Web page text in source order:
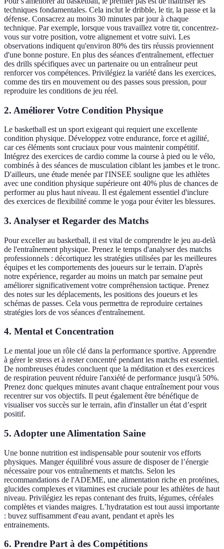
techniques fondamentales. Cela inclut le dribble, le tir, la passe et la
défense. Consacrez au moins 30 minutes par jour à chaque
technique. Par exemple, lorsque vous travaillez votre tir, concentrez-
vous sur votre position, votre alignement et votre suivi. Les
observations indiquent qu'environ 80% des tirs réussis proviennent
d'une bonne posture. En plus des séances d'entraînement, effectuer
des drills spécifiques avec un partenaire ou un entraîneur peut
renforcer vos compétences. Privilégiez la variété dans les exercices,
comme des tirs en mouvement ou des passes sous pression, pour
reproduire les conditions de jeu réel.
2. Améliorer Votre Condition Physique
Le basketball est un sport exigeant qui requiert une excellente
condition physique. Développez votre endurance, force et agilité,
car ces éléments sont cruciaux pour vous maintenir compétitif.
Intégrez des exercices de cardio comme la course à pied ou le vélo,
combinés à des séances de musculation ciblant les jambes et le tronc.
D'ailleurs, une étude menée par l'INSEE souligne que les athlètes
avec une condition physique supérieure ont 40% plus de chances de
performer au plus haut niveau. Il est également essentiel d'inclure
des exercices de flexibilité comme le yoga pour éviter les blessures.
3. Analyser et Regarder des Matchs
Pour exceller au basketball, il est vital de comprendre le jeu au-delà
de l'entraînement physique. Prenez le temps d'analyser des matchs
professionnels : décortiquez les stratégies utilisées par les meilleures
équipes et les comportements des joueurs sur le terrain. D'après
notre expérience, regarder au moins un match par semaine peut
améliorer significativement votre compréhension tactique. Prenez
des notes sur les déplacements, les positions des joueurs et les
schémas de passes. Cela vous permettra de reproduire certaines
stratégies lors de vos séances d'entraînement.
4. Mental et Concentration
Le mental joue un rôle clé dans la performance sportive. Apprendre
à gérer le stress et à rester concentré pendant les matchs est essentiel.
De nombreuses études concluent que la méditation et des exercices
de respiration peuvent réduire l'anxiété de performance jusqu'à 50%.
Prenez donc quelques minutes avant chaque entraînement pour vous
recentrer sur vos objectifs. Il peut également être bénéfique de
visualiser vos succès sur le terrain, afin d'installer un état d’esprit
positif.
5. Adopter une Alimentation Saine
Une bonne nutrition est indispensable pour soutenir vos efforts
physiques. Manger équilibré vous assure de disposer de l’énergie
nécessaire pour vos entraînements et matchs. Selon les
recommandations de l'ADEME, une alimentation riche en protéines,
glucides complexes et vitamines est cruciale pour les athlètes de haut
niveau. Privilégiez les repas contenant des fruits, légumes, céréales
complètes et viandes maigres. L’hydratation est tout aussi importante
: buvez suffisamment d'eau avant, pendant et après les
entrainements.
6. Prendre Part à des Compétitions